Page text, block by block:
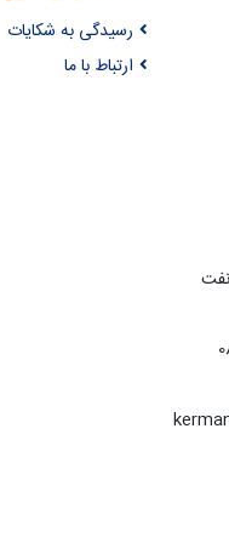
رسیدگی به شکایات
ارتباط با ما